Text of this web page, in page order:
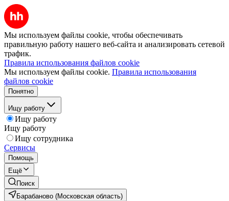
Мы используем файлы cookie, чтобы обеспечивать
правильную работу нашего веб-сайта и анализировать сетевой
трафик.
Правила использования файлов cookie
Мы используем файлы cookie. Правила использования
файлов cookie
Понятно
Ищу работу
Ищу работу
Ищу работу
Ищу сотрудника
Сервисы
Помощь
Ещё
Поиск
Барабаново (Московская область)